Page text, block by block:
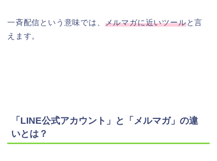
一斉配信という意味では、 メルマガに近いツールと言
えます。
「LINE公式アカウント」と「メルマガ」の違
いとは？